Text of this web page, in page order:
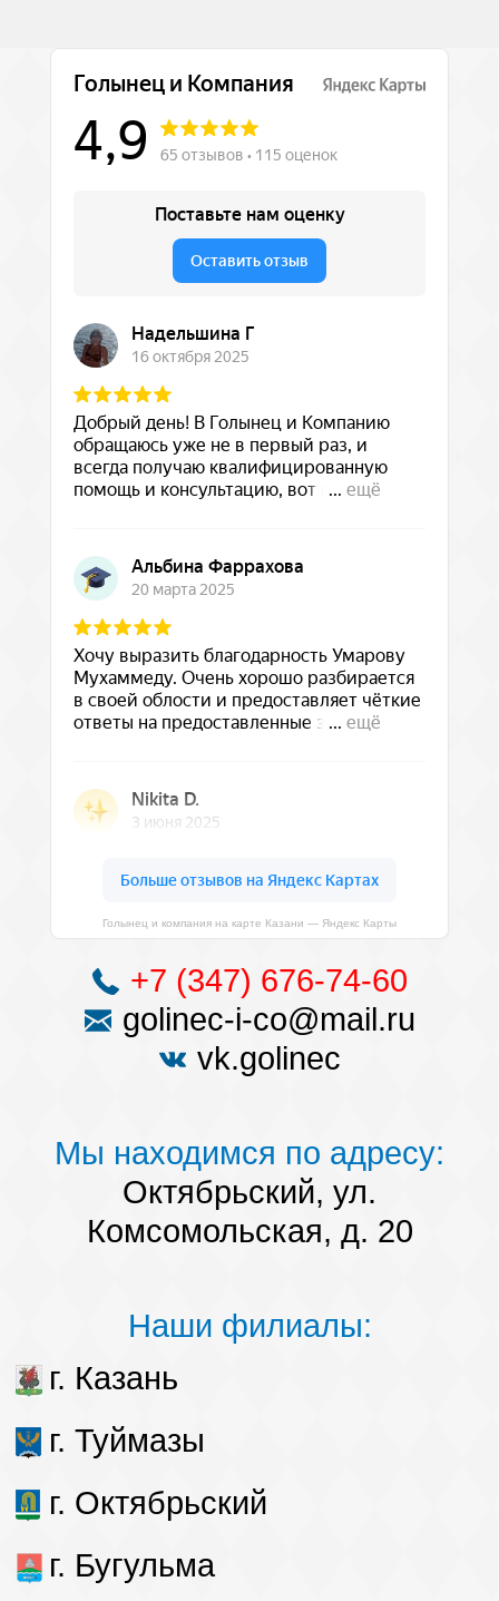
Голынец и компания на карте Казани — Яндекс Карты
+7 (347) 676-74-60
golinec-i-co@mail.ru
vk.golinec
Мы находимся по адресу:
Октябрьский, ул.
Комсомольская, д. 20
Наши филиалы:
г. Казань
г. Туймазы
г. Октябрьский
г. Бугульма